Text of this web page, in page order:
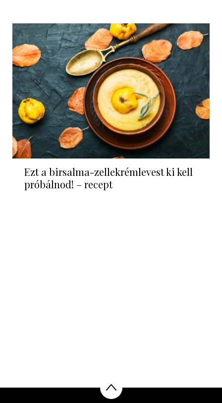
Ezt a birsalma-zellekrémlevest ki kell
próbálnod! – recept